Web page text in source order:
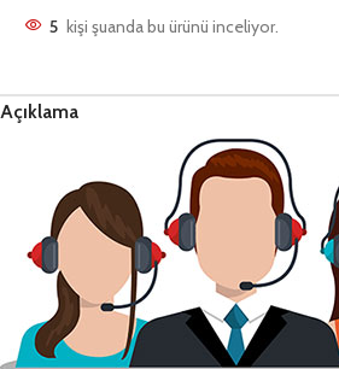
5 kişi şuanda bu ürünü inceliyor.
Açıklama